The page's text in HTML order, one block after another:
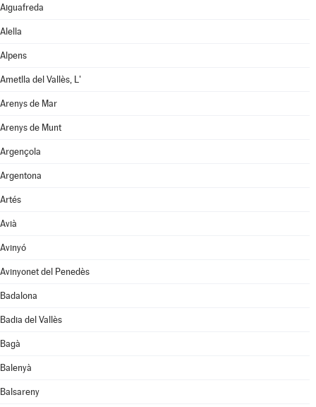
Aiguafreda
Alella
Alpens
Ametlla del Vallès, L'
Arenys de Mar
Arenys de Munt
Argençola
Argentona
Artés
Avià
Avinyó
Avinyonet del Penedès
Badalona
Badia del Vallès
Bagà
Balenyà
Balsareny